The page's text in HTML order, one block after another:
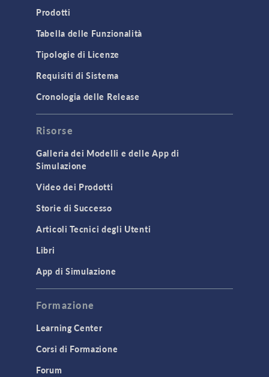
Prodotti
Tabella delle Funzionalità
Tipologie di Licenze
Requisiti di Sistema
Cronologia delle Release
Risorse
Galleria dei Modelli e delle App di
Simulazione
Video dei Prodotti
Storie di Successo
Articoli Tecnici degli Utenti
Libri
App di Simulazione
Formazione
Learning Center
Corsi di Formazione
Forum